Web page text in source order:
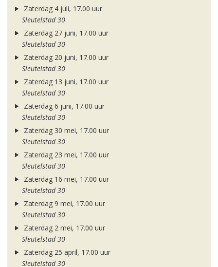
Zaterdag 4 juli, 17.00 uur
Sleutelstad 30
Zaterdag 27 juni, 17.00 uur
Sleutelstad 30
Zaterdag 20 juni, 17.00 uur
Sleutelstad 30
Zaterdag 13 juni, 17.00 uur
Sleutelstad 30
Zaterdag 6 juni, 17.00 uur
Sleutelstad 30
Zaterdag 30 mei, 17.00 uur
Sleutelstad 30
Zaterdag 23 mei, 17.00 uur
Sleutelstad 30
Zaterdag 16 mei, 17.00 uur
Sleutelstad 30
Zaterdag 9 mei, 17.00 uur
Sleutelstad 30
Zaterdag 2 mei, 17.00 uur
Sleutelstad 30
Zaterdag 25 april, 17.00 uur
Sleutelstad 30